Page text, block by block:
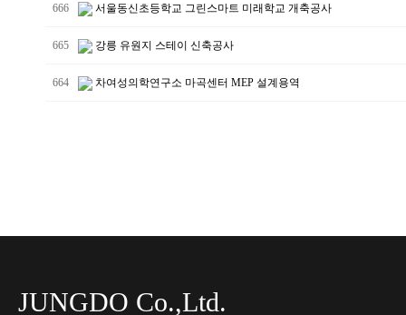
666 서울동신초등학교 그린스마트 미래학교 개축공사
665 강릉 유원지 스테이 신축공사
664 차여성의학연구소 마곡센터 MEP 설계용역
JUNGDO Co.,Ltd.